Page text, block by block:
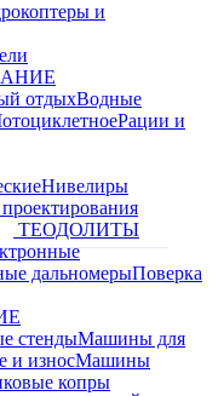
и
отдыхВодные
Рации и
Нивелиры
ТЕОДОЛИТЫ
дальномерыПоверка
стендыМашины для
и износМашины
копры